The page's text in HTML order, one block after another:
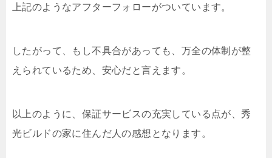
上記のようなアフターフォローがついています。
したがって、もし不具合があっても、万全の体制が整
えられているため、安心だと言えます。
以上のように、保証サービスの充実している点が、秀
光ビルドの家に住んだ人の感想となります。